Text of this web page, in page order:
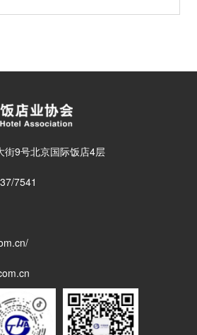
街9号北京国际饭店4层
7541